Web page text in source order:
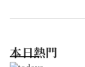
本日熱門